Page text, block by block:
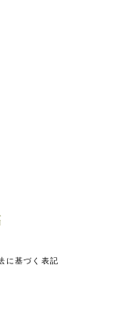
に基づく表記